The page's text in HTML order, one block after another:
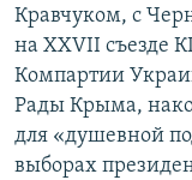
Кравчуком, с
на ХХVII съезде
Компартии
Рады Крыма,
для «душевной
выборах